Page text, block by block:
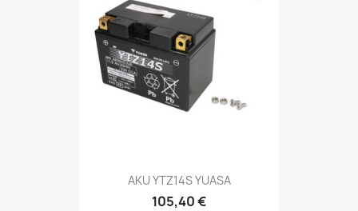
AKU YTZ14S YUASA
105,40 €